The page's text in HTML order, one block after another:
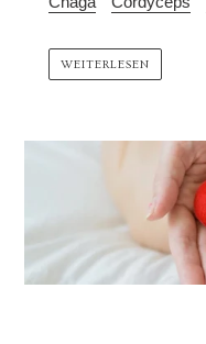
WEITERLESEN